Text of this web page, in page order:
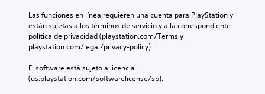
Las funciones en línea requieren una cuenta para PlayStation y
están sujetas a los términos de servicio y a la correspondiente
política de privacidad (playstation.com/Terms y
playstation.com/legal/privacy-policy).
El software está sujeto a licencia
(us.playstation.com/softwarelicense/sp).